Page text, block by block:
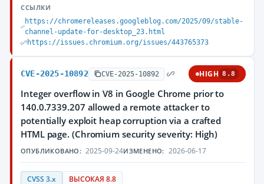
ССЫЛКИ
https://chromereleases.googleblog.com/2025/09/stable-
channel-update-for-desktop_23.html
https://issues.chromium.org/issues/443765373
CVE-2025-10892 CVE-2025-10892 HIGH 8.8
Integer overflow in V8 in Google Chrome prior to
140.0.7339.207 allowed a remote attacker to
potentially exploit heap corruption via a crafted
HTML page. (Chromium security severity: High)
ОПУБЛИКОВАНО: 2025-09-24ИЗМЕНЕНО: 2026-06-17
CVSS 3.x ВЫСОКАЯ 8.8